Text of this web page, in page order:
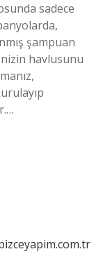
sadece
şampuan
havlusunu